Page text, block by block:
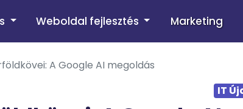
Weboldal fejlesztés Marketing
A Google AI megoldás
IT